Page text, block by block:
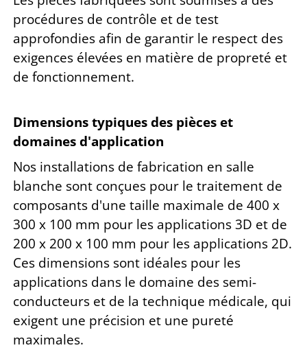
procédures de contrôle et de test
approfondies afin de garantir le respect des
exigences élevées en matière de propreté et
de fonctionnement.
Dimensions typiques des pièces et
domaines d'application
Nos installations de fabrication en salle
blanche sont conçues pour le traitement de
composants d'une taille maximale de 400 x
300 x 100 mm pour les applications 3D et de
200 x 200 x 100 mm pour les applications 2D.
Ces dimensions sont idéales pour les
applications dans le domaine des semi-
conducteurs et de la technique médicale, qui
exigent une précision et une pureté
maximales.